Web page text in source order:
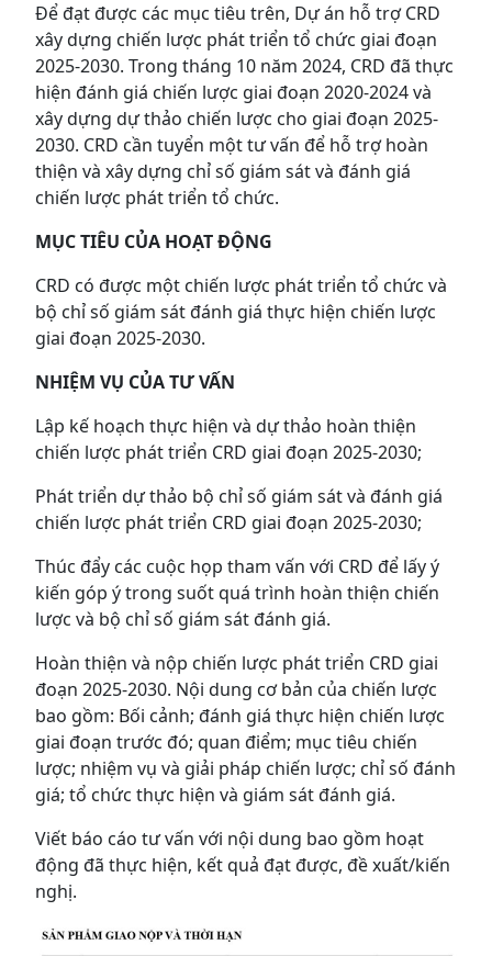
Để đạt được các mục tiêu trên, Dự án hỗ trợ CRD
xây dựng chiến lược phát triển tổ chức giai đoạn
2025-2030. Trong tháng 10 năm 2024, CRD đã thực
hiện đánh giá chiến lược giai đoạn 2020-2024 và
xây dựng dự thảo chiến lược cho giai đoạn 2025-
2030. CRD cần tuyển một tư vấn để hỗ trợ hoàn
thiện và xây dựng chỉ số giám sát và đánh giá
chiến lược phát triển tổ chức.
MỤC TIÊU CỦA HOẠT ĐỘNG
CRD có được một chiến lược phát triển tổ chức và
bộ chỉ số giám sát đánh giá thực hiện chiến lược
giai đoạn 2025-2030.
NHIỆM VỤ CỦA TƯ VẤN
Lập kế hoạch thực hiện và dự thảo hoàn thiện
chiến lược phát triển CRD giai đoạn 2025-2030;
Phát triển dự thảo bộ chỉ số giám sát và đánh giá
chiến lược phát triển CRD giai đoạn 2025-2030;
Thúc đẩy các cuộc họp tham vấn với CRD để lấy ý
kiến góp ý trong suốt quá trình hoàn thiện chiến
lược và bộ chỉ số giám sát đánh giá.
Hoàn thiện và nộp chiến lược phát triển CRD giai
đoạn 2025-2030. Nội dung cơ bản của chiến lược
bao gồm: Bối cảnh; đánh giá thực hiện chiến lược
giai đoạn trước đó; quan điểm; mục tiêu chiến
lược; nhiệm vụ và giải pháp chiến lược; chỉ số đánh
giá; tổ chức thực hiện và giám sát đánh giá.
Viết báo cáo tư vấn với nội dung bao gồm hoạt
động đã thực hiện, kết quả đạt được, đề xuất/kiến
nghị.